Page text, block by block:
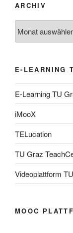
ARCHIV
E-LEARNING
E-Learning TU
iMooX
TELucation
TU Graz
Videoplattform
MOOC